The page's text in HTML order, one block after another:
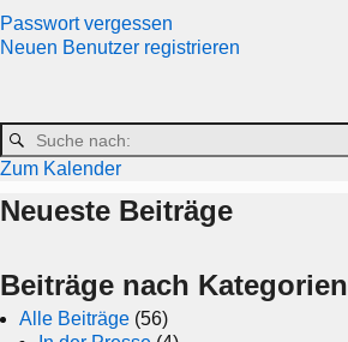
Passwort vergessen
Neuen Benutzer registrieren
Zum Kalender
Neueste Beiträge
Beiträge nach Kategorien
Alle Beiträge (56)